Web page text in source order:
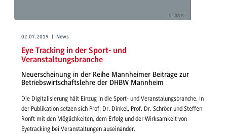
02.07.2019 | News
Eye Tracking in der Sport- und
Veranstaltungsbranche
Neuerscheinung in der Reihe Mannheimer Beiträge zur
Betriebswirtschaftslehre der DHBW Mannheim
Die Digitalisierung hält Einzug in die Sport- und Veranstalungsbranche. In
der Publikation setzen sich Prof. Dr. Dinkel, Prof. Dr. Schröer und Steffen
Ronft mit den Möglichkeiten, dem Erfolg und der Wirksamkeit von
Eyetracking bei Veranstaltungen auseinander.